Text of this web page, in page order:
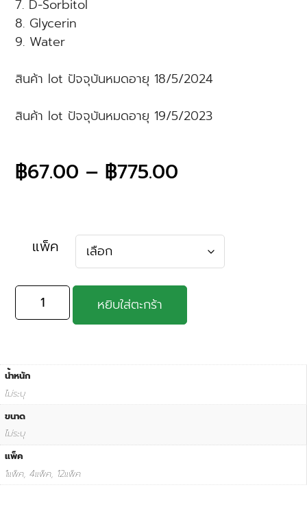
7. D-Sorbitol
8. Glycerin
9. Water
สินค้า lot ปัจจุบันหมดอายุ 18/5/2024
สินค้า lot ปัจจุบันหมดอายุ 19/5/2023
฿67.00 – ฿775.00
แพ็ค
หยิบใส่ตะกร้า
น้ำหนัก
ไม่ระบุ
ขนาด
ไม่ระบุ
แพ็ค
1แพ็ค, 4แพ็ค, 12แพ็ค